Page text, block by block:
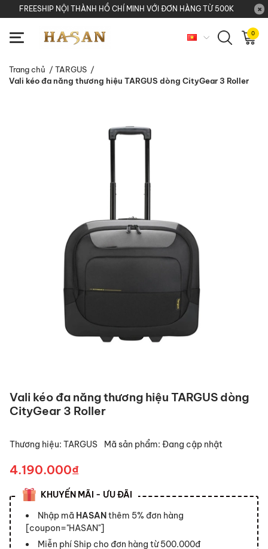
FREESHIP NỘI THÀNH HỒ CHÍ MINH VỚI ĐƠN HÀNG TỪ 500K
0
Trang chủ / TARGUS /
Vali kéo đa năng thương hiệu TARGUS dòng CityGear 3 Roller
Vali kéo đa năng thương hiệu TARGUS dòng
CityGear 3 Roller
Thương hiệu: TARGUS Mã sản phẩm: Đang cập nhật
4.190.000₫
KHUYẾN MÃI - ƯU ĐÃI
Nhập mã HASANthêm 5% đơn hàng
[coupon="HASAN"]
Miễn phí Ship cho đơn hàng từ 500.000đ